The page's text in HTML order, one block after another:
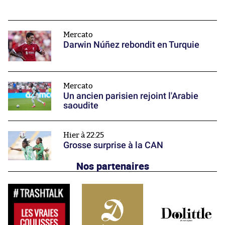
Mercato
Darwin Núñez rebondit en Turquie
Mercato
Un ancien parisien rejoint l'Arabie
saoudite
Hier à 22:25
Grosse surprise à la CAN
Nos partenaires